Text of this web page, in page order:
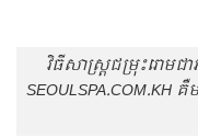
វិធីសាស្រ្តជម្រុះ​រោមជ